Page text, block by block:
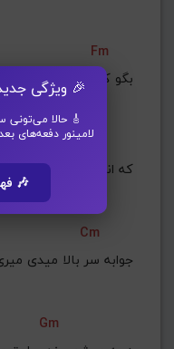
🎉 ویژگی
🎸 حالا می‌تونی
لامینور دفعه‌های
🎶
Fm
بگو کی بوده معلمت
Gm
که انقده خوبی تو
Cm
جوابه سر بالا میدی
Gm